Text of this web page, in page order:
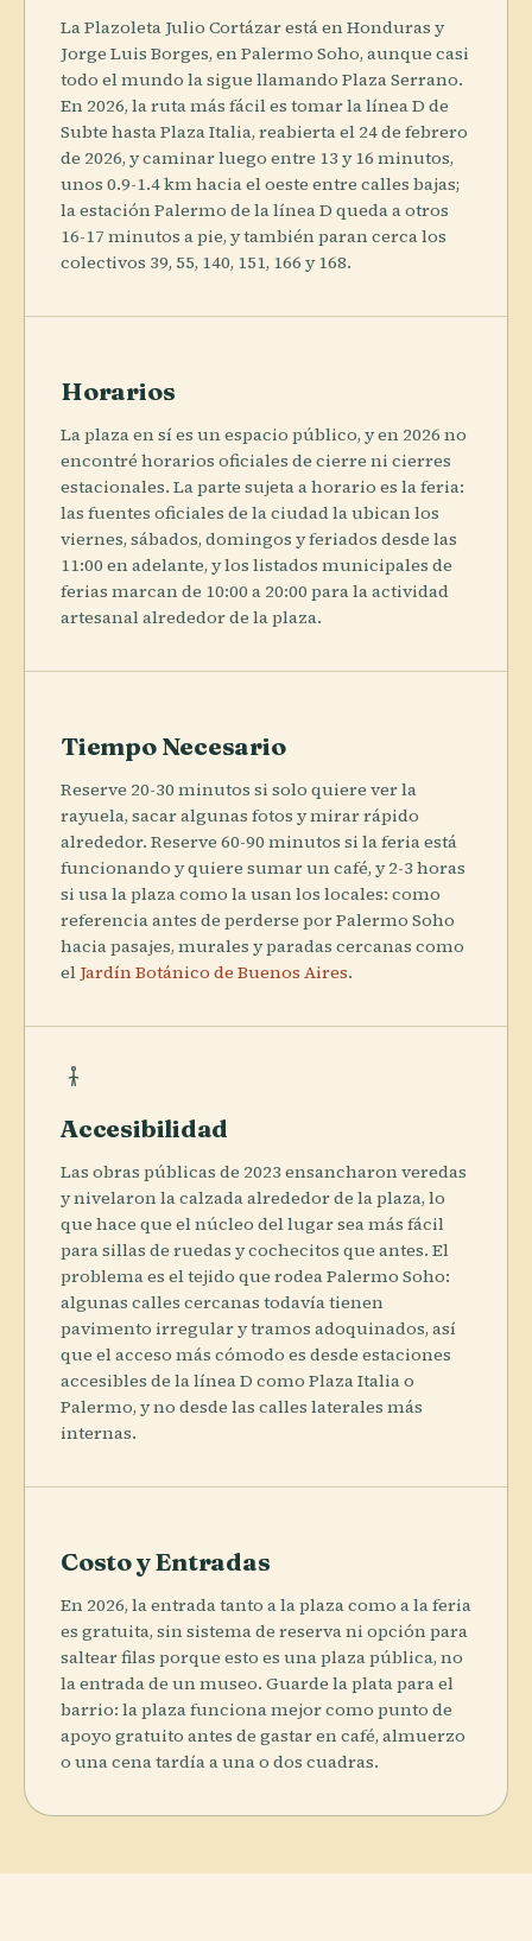
La Plazoleta Julio Cortázar está en Honduras y
Jorge Luis Borges, en Palermo Soho, aunque casi
todo el mundo la sigue llamando Plaza Serrano.
En 2026, la ruta más fácil es tomar la línea D de
Subte hasta Plaza Italia, reabierta el 24 de febrero
de 2026, y caminar luego entre 13 y 16 minutos,
unos 0.9-1.4 km hacia el oeste entre calles bajas;
la estación Palermo de la línea D queda a otros
16-17 minutos a pie, y también paran cerca los
colectivos 39, 55, 140, 151, 166 y 168.
Horarios
La plaza en sí es un espacio público, y en 2026 no
encontré horarios oficiales de cierre ni cierres
estacionales. La parte sujeta a horario es la feria:
las fuentes oficiales de la ciudad la ubican los
viernes, sábados, domingos y feriados desde las
11:00 en adelante, y los listados municipales de
ferias marcan de 10:00 a 20:00 para la actividad
artesanal alrededor de la plaza.
Tiempo Necesario
Reserve 20-30 minutos si solo quiere ver la
rayuela, sacar algunas fotos y mirar rápido
alrededor. Reserve 60-90 minutos si la feria está
funcionando y quiere sumar un café, y 2-3 horas
si usa la plaza como la usan los locales: como
referencia antes de perderse por Palermo Soho
hacia pasajes, murales y paradas cercanas como
el Jardín Botánico de Buenos Aires.
Accesibilidad
Las obras públicas de 2023 ensancharon veredas
y nivelaron la calzada alrededor de la plaza, lo
que hace que el núcleo del lugar sea más fácil
para sillas de ruedas y cochecitos que antes. El
problema es el tejido que rodea Palermo Soho:
algunas calles cercanas todavía tienen
pavimento irregular y tramos adoquinados, así
que el acceso más cómodo es desde estaciones
accesibles de la línea D como Plaza Italia o
Palermo, y no desde las calles laterales más
internas.
Costo y Entradas
En 2026, la entrada tanto a la plaza como a la feria
es gratuita, sin sistema de reserva ni opción para
saltear filas porque esto es una plaza pública, no
la entrada de un museo. Guarde la plata para el
barrio: la plaza funciona mejor como punto de
apoyo gratuito antes de gastar en café, almuerzo
o una cena tardía a una o dos cuadras.